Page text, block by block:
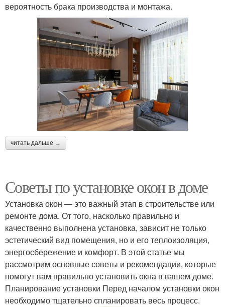
вероятность брака производства и монтажа.
читать дальше →
Советы по установке окон в доме
Установка окон — это важный этап в строительстве или
ремонте дома. От того, насколько правильно и
качественно выполнена установка, зависит не только
эстетический вид помещения, но и его теплоизоляция,
энергосбережение и комфорт. В этой статье мы
рассмотрим основные советы и рекомендации, которые
помогут вам правильно установить окна в вашем доме.
Планирование установки Перед началом установки окон
необходимо тщательно спланировать весь процесс.